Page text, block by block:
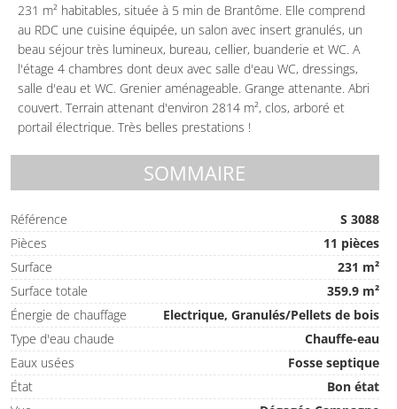
231 m² habitables, située à 5 min de Brantôme. Elle comprend
au RDC une cuisine équipée, un salon avec insert granulés, un
beau séjour très lumineux, bureau, cellier, buanderie et WC. A
l'étage 4 chambres dont deux avec salle d'eau WC, dressings,
salle d'eau et WC. Grenier aménageable. Grange attenante. Abri
couvert. Terrain attenant d'environ 2814 m², clos, arboré et
portail électrique. Très belles prestations !
SOMMAIRE
Référence
S 3088
Pièces
11 pièces
Surface
231 m²
Surface totale
359.9 m²
Énergie de chauffage
Electrique, Granulés/Pellets de bois
Type d'eau chaude
Chauffe-eau
Eaux usées
Fosse septique
État
Bon état